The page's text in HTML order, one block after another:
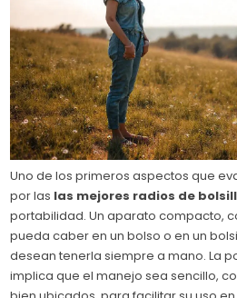
Uno de los primeros aspectos que
por las las mejores radios de
portabilidad. Un aparato compacto,
pueda caber en un bolso o en un
desean tenerla siempre a mano. La
implica que el manejo sea sencillo,